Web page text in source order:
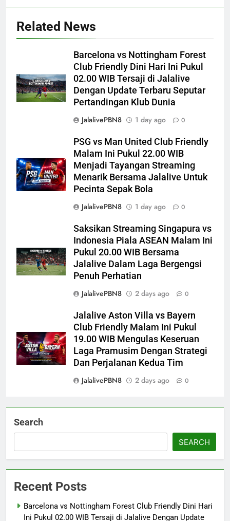
Related News
Barcelona vs Nottingham Forest
Club Friendly Dini Hari Ini Pukul
02.00 WIB Tersaji di Jalalive
Dengan Update Terbaru Seputar
Pertandingan Klub Dunia
JalalivePBN8
1 day ago 0
PSG vs Man United Club Friendly
Malam Ini Pukul 22.00 WIB
Menjadi Tayangan Streaming
Menarik Bersama Jalalive Untuk
Pecinta Sepak Bola
JalalivePBN8
1 day ago 0
Saksikan Streaming Singapura vs
Indonesia Piala ASEAN Malam Ini
Pukul 20.00 WIB Bersama
Jalalive Dalam Laga Bergengsi
Penuh Perhatian
JalalivePBN8
2 days ago 0
Jalalive Aston Villa vs Bayern
Club Friendly Malam Ini Pukul
19.00 WIB Mengulas Keseruan
Laga Pramusim Dengan Strategi
Dan Perjalanan Kedua Tim
JalalivePBN8
2 days ago 0
Search
SEARCH
Recent Posts
Barcelona vs Nottingham Forest Club Friendly Dini Hari
Ini Pukul 02.00 WIB Tersaji di Jalalive Dengan Update